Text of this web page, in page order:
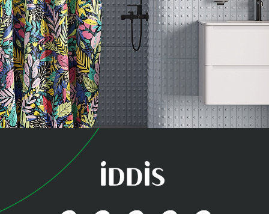
коллекция
Бэйс (Base)